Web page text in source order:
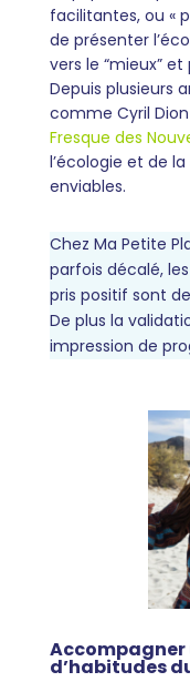
facilitantes, ou «
de présenter
vers le “mieux”
Depuis plusieurs
comme Cyril
Fresque des
l’écologie et de
enviables.
Chez Ma Petite
parfois décalé,
pris positif sont
De plus la
impression de
d’habitudes